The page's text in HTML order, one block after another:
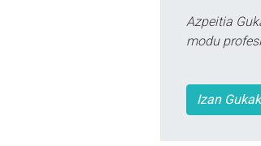
Azpeitia
modu
Izan